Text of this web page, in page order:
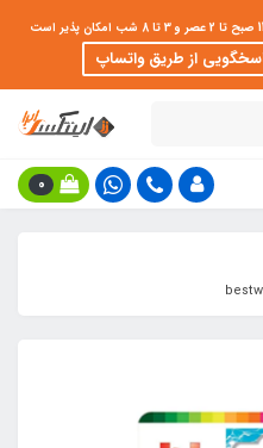
از طریق واتساپ
0